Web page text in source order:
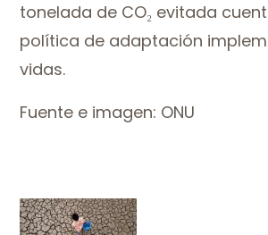
tonelada de CO₂ evitada
política de adaptación
vidas.
Fuente e imagen: ONU